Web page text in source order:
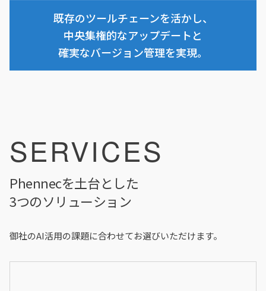
既存のツールチェーンを活かし、
中央集権的なアップデートと
確実なバージョン管理を実現。
SERVICES
Phennecを土台とした
3つのソリューション
御社のAI活用の課題に合わせてお選びいただけます。